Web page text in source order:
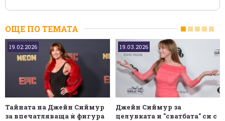
ОЩЕ ПО ТЕМАТА
19.02.2026
Тайната на Джейн Сиймур
за впечатляваща ѝ фигура
19.03.2026
Джейн Сиймур за
целувката и "сватбата" си с